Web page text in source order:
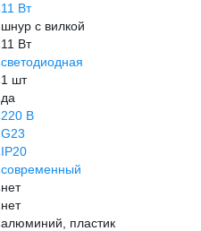
11 Вт
шнур с вилкой
11 Вт
светодиодная
1 шт
да
220 В
G23
IP20
современный
нет
нет
алюминий, пластик